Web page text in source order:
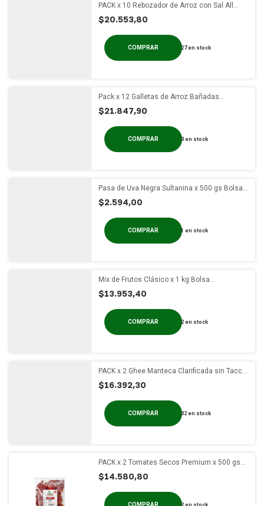
PACK x 10 Rebozador de Arroz con Sal All
$20.553,80
27en stock
Pack x 12 Galletas de Arroz Bañadas
$21.847,90
3 en stock
Pasa de Uva Negra Sultanina x 500 gs Bolsa
$2.594,00
1 en stock
Mix de Frutos Clásico x 1 kg Bolsa
$13.953,40
2 en stock
PACK x 2 Ghee Manteca Clarificada sin Tacc
$16.392,30
32 en stock
PACK x 2 Tomates Secos Premium x 500 gs
$14.580,80
2 en stock